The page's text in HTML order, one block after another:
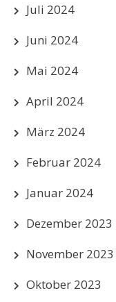
Juli 2024
Juni 2024
Mai 2024
April 2024
März 2024
Februar 2024
Januar 2024
Dezember 2023
November 2023
Oktober 2023